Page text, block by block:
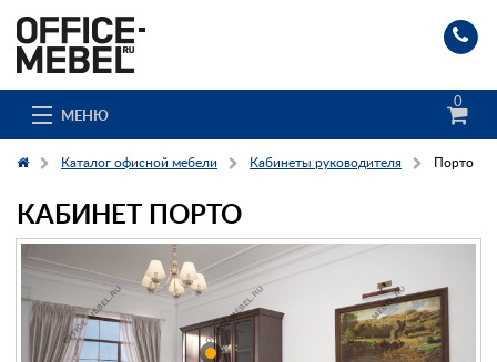
МЕНЮ
0
Каталог
О компании
Доставка и сборка
Каталог офисной мебели Кабинеты руководителя Порто
КАБИНЕТ ПОРТО